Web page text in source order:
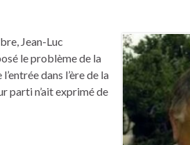
Jean-Luc
le problème de la
dans l’ère de la
parti n’ait exprimé de